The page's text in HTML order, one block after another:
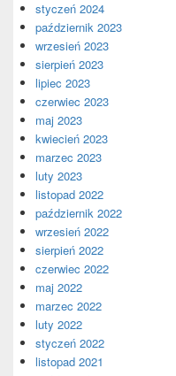
styczeń 2024
październik 2023
wrzesień 2023
sierpień 2023
lipiec 2023
czerwiec 2023
maj 2023
kwiecień 2023
marzec 2023
luty 2023
listopad 2022
październik 2022
wrzesień 2022
sierpień 2022
czerwiec 2022
maj 2022
marzec 2022
luty 2022
styczeń 2022
listopad 2021